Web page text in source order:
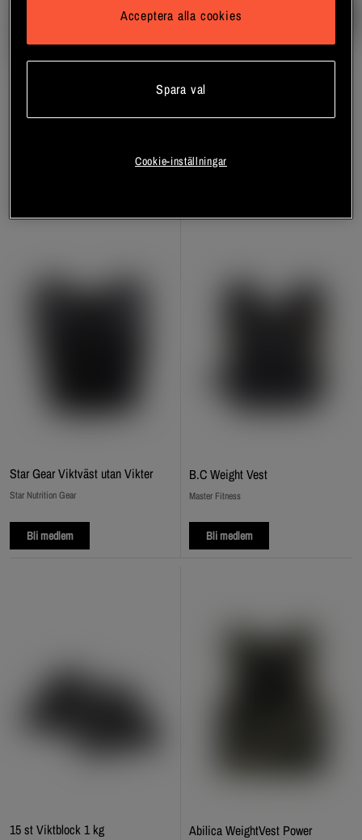
Abilica Weight Vest Flexi Vikter för B.C Viktväst 10 kg
Star Gear Viktväst utan Vikter
Star Nutrition Gear
Bli medlem
B.C Weight Vest
Master Fitness
Bli medlem
15 st Viktblock 1 kg Abilica WeightVest Power
Acceptera alla cookies
Spara val
Cookie-inställningar